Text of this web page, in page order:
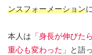
ンスフォーメーション
本人は 「身長が伸びた
重心も変わった」
と語